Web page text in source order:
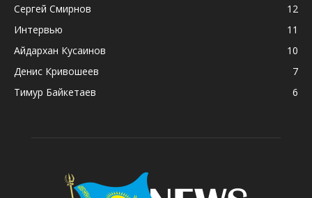
Сергей Смирнов
12
Интервью
11
Айдархан Кусаинов
10
Денис Кривошеев
7
Тимур Байкетаев
6